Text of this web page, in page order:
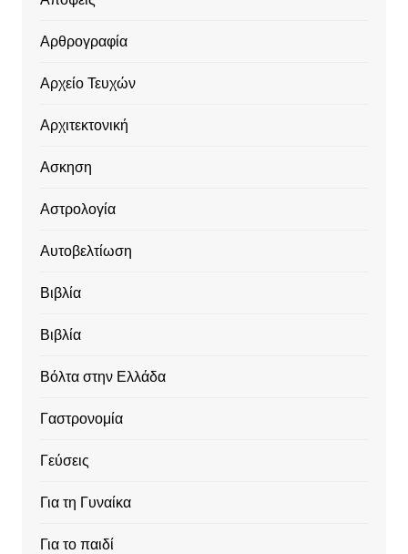
Αρθρογραφία
Αρχείο Τευχών
Αρχιτεκτονική
Ασκηση
Αστρολογία
Αυτοβελτίωση
Βιβλία
Βιβλία
Βόλτα στην Ελλάδα
Γαστρονομία
Γεύσεις
Για τη Γυναίκα
Για το παιδί